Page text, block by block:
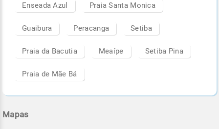
Enseada Azul Praia Santa Monica
Guaibura Peracanga Setiba
Praia da Bacutia Meaípe Setiba Pina
Praia de Mãe Bá
Mapas